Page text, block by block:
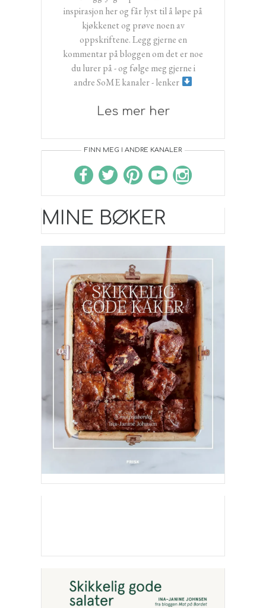
inspirasjon her og får lyst til å løpe på
kjøkkenet og prøve noen av
oppskriftene. Legg gjerne en
kommentar på bloggen om det er noe
du lurer på - og følge meg gjerne i
andre SoME kanaler - lenker
Les mer her
FINN MEG I ANDRE KANALER
MINE BØKER